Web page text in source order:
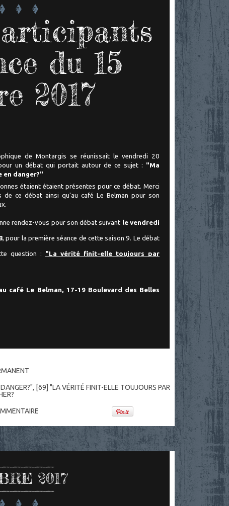
du 15
2017
de Montargis se réunissait le vendredi 20
un débat qui portait autour de ce sujet : "Ma
danger?"
étaient étaient présentes pour ce débat. Merci
de ce débat ainsi qu'au café Le Belman pour son
rendez-vous pour son débat suivant le vendredi
, pour la première séance de cette saison 9. Le débat
question : "La vérité finit-elle toujours par
café Le Belman, 17-19 Boulevard des Belles
, [69] "LA VÉRITÉ FINIT-ELLE TOUJOURS PAR
2017